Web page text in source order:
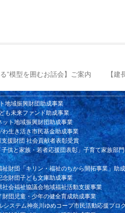
る”模型を囲むお話会】ご案内
【
地域振興財団助成事業
も未来ファンド助成事業
ト地域振興財団助成事業
生き活き市民基金助成事業
援財団 社会貢献者表彰受賞
供と家族・若者応援団表彰」子育て家族部
財団「キリン・福祉のちから開拓事業」助
財団子ども文庫助成事業
会福祉協議会地域福祉活動支援事業
団児童・少年の健全育成助成事業
ステム神奈川ゆめコープ市民活動応援プロ